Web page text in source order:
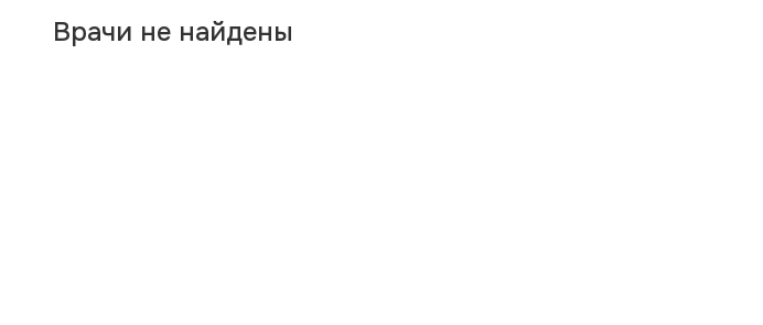
Врачи не найдены